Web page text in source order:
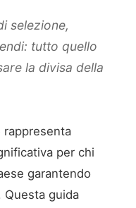
selezione,
tutto quello
la divisa della
rappresenta
per chi
garantendo
Questa guida